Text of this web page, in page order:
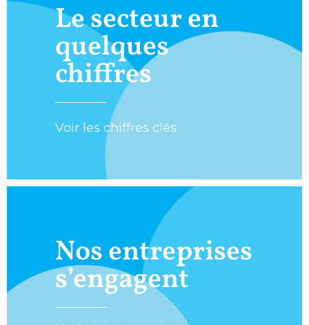
Le secteur en
quelques
chiffres
Voir les chiffres clés
Nos entreprises
s’engagent